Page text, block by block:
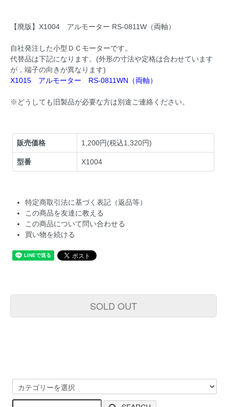
【廃版】X1004 アルモーター RS-0811W（両軸）
自社発注した小型ＤＣモーターです。
代替品は下記になります。(外形の寸法や定格は合わせています
が，端子の向きが異なります)
X1015 アルモーター RS-0811WN（両軸）
※どうしても旧製品が必要な方は別途ご連絡ください。
販売価格 1,200円(税込1,320円)
型番 X1004
特定商取引法に基づく表記（返品等）
この商品を友達に教える
この商品について問い合わせる
買い物を続ける
SOLD OUT